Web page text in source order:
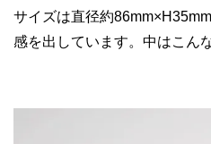
サイズは直径約
感を出しています。中はこん